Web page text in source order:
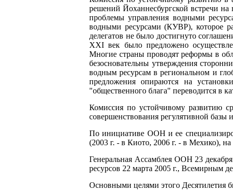
решений Йоханнесбургской встречи
проблемы управления водными
водными ресурсами (КУВР), которое
делегатов не было достигнуто
XXI век было предложено
Многие страны проводят реформы в
безосновательны утверждения
водным ресурсам в региональном и
предложения опираются на
"общественного блага" переводится в
Комиссия по устойчивому развитию
совершенствования регулятивной
По инициативе ООН и ее
(2003 г. - в Киото, 2006 г. - в Мехико),
Генеральная Ассамблея ООН 23
ресурсов 22 марта 2005 г., Всемирным
Основными целями этого Десятилетия